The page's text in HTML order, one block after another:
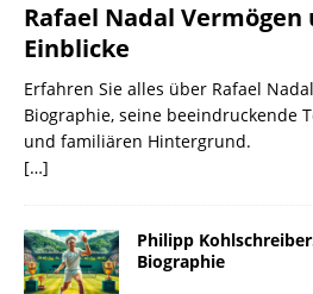
Rafael Nadal Vermögen
Einblicke
Erfahren Sie alles über Rafael
Biographie, seine beeindruckende
und familiären Hintergrund.
[…]
Philipp
Biographie